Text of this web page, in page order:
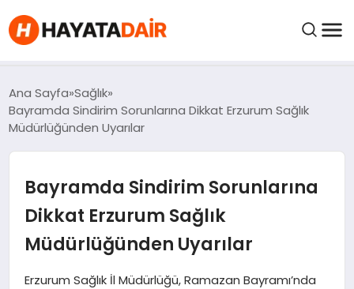
FIYATLAR
HABERLER
İNCELEMELER
KIMDIR?
Ana Sayfa Sağlık
Bayramda Sindirim Sorunlarına Dikkat Erzurum Sağlık
Müdürlüğünden Uyarılar
Bayramda Sindirim Sorunlarına
Dikkat Erzurum Sağlık
Müdürlüğünden Uyarılar
Erzurum Sağlık İl Müdürlüğü, Ramazan Bayramı’nda